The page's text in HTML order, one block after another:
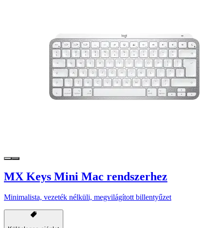
MX Keys Mini Mac rendszerhez
Minimalista, vezeték nélküli, megvilágított billentyűzet